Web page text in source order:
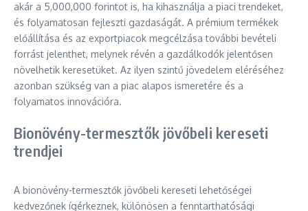
akár a 5,000,000 forintot is, ha kihasználja a piaci trendeket,
és folyamatosan fejleszti gazdaságát. A prémium termékek
előállítása és az exportpiacok megcélzása további bevételi
forrást jelenthet, melynek révén a gazdálkodók jelentősen
növelhetik keresetüket. Az ilyen szintű jövedelem eléréséhez
azonban szükség van a piac alapos ismeretére és a
folyamatos innovációra.
Bionövény-termesztők jövőbeli kereseti
trendjei
A bionövény-termesztők jövőbeli kereseti lehetőségei
kedvezőnek ígérkeznek, különösen a fenntarthatósági